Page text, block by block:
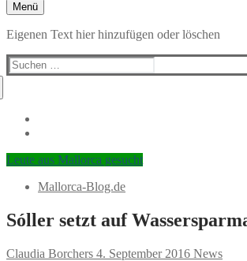
Menü
Eigenen Text hier hinzufügen oder löschen
Suchen
nach:
Leute aus Mallorca gesucht
Mallorca-Blog.de
Sóller setzt auf
Claudia Borchers 4. September 2016 News